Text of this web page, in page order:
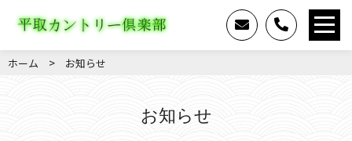
ホーム > お知らせ
お知らせ